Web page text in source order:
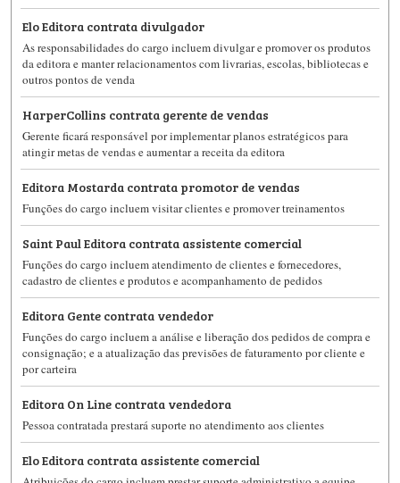
Elo Editora contrata divulgador
As responsabilidades do cargo incluem divulgar e promover os produtos
da editora e manter relacionamentos com livrarias, escolas, bibliotecas e
outros pontos de venda
HarperCollins contrata gerente de vendas
Gerente ficará responsável por implementar planos estratégicos para
atingir metas de vendas e aumentar a receita da editora
Editora Mostarda contrata promotor de vendas
Funções do cargo incluem visitar clientes e promover treinamentos
Saint Paul Editora contrata assistente comercial
Funções do cargo incluem atendimento de clientes e fornecedores,
cadastro de clientes e produtos e acompanhamento de pedidos
Editora Gente contrata vendedor
Funções do cargo incluem a análise e liberação dos pedidos de compra e
consignação; e a atualização das previsões de faturamento por cliente e
por carteira
Editora On Line contrata vendedora
Pessoa contratada prestará suporte no atendimento aos clientes
Elo Editora contrata assistente comercial